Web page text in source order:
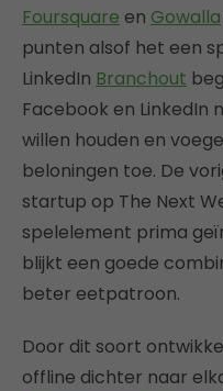
Foursquare en Gowalla
punten alsof het een
LinkedIn Branchout
Facebook en LinkedIn
willen houden en
beloningen toe. De
startup op The Next
spelelement prima
blijkt een goede
beter eetpatroon.
Door dit soort
offline dichter naar